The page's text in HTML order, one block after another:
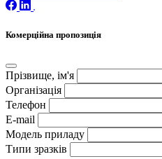
Комерційна пропозиція
Прізвище, ім'я
Організація
Телефон
E-mail
Модель приладу
Типи зразків